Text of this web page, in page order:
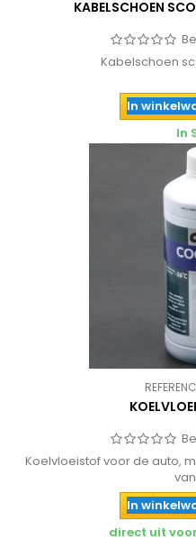
KABELSCHOEN
Kabelschoen
In
In
Koelvloeistof voor de auto,
In
direct uit